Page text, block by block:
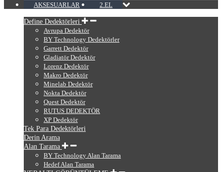
AKSESUARLAR 2.EL
Define Dedektörleri
Avrupa Dedektör
BY Technology Dedektörler
Garrett Dedektör
Gladiatör Dedektör
Lorenz Dedektör
Makro Dedektör
Minelab Dedektör
Nokta Dedektör
Quest Dedektör
RUTUS DEDEKTÖR
XP Dedektör
Tek Para Dedektörleri
Derin Arama
Alan Tarama
BY Technology Alan Tarama
Hedef Alan Tarama